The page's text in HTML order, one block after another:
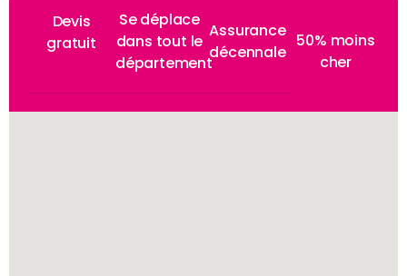
Devis
gratuit
Se déplace
dans tout le
département
Assurance
décennale
50% moins
cher